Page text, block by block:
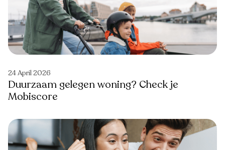
24 April 2026
Duurzaam gelegen woning? Check je
Mobiscore